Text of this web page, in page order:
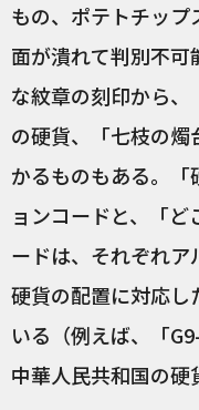
もの、ポテトチッ
面が潰れて判別不
な紋章の刻印から
の硬貨、「七枝の
かるものもある。
ョンコードと、「
ードは、それぞれア
硬貨の配置に対応し
いる（例えば、「
中華人民共和国の硬